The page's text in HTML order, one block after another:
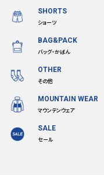
SHORTS
ショーツ
BAG&PACK
バッグ・かばん
OTHER
その他
MOUNTAIN WEAR
マウンテンウェア
SALE
セール